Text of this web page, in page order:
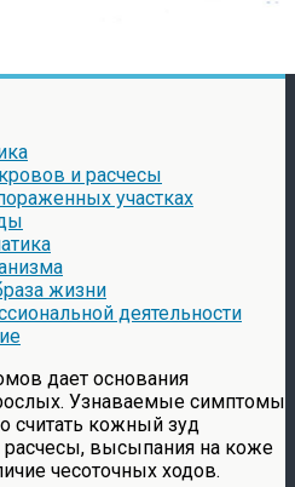
и расчесы
участках
жизни
деятельности
дает основания
Узнаваемые симптомы
считать кожный зуд
расчесы, высыпания на коже
чесоточных ходов.